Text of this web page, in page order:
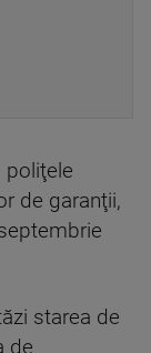
poliţele
de garanţii,
starea de
de